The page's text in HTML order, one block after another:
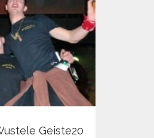
Geiste20